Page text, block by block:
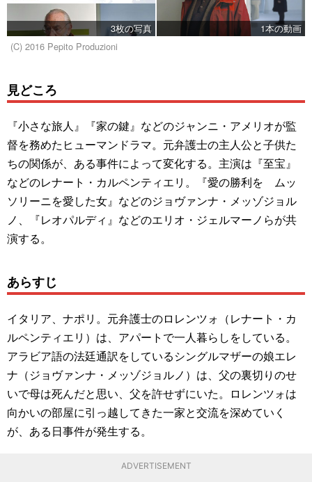
3枚の写真
1本の動画
(C) 2016 Pepito Produzioni
見どころ
『小さな旅人』『家の鍵』などのジャンニ・アメリオが監
督を務めたヒューマンドラマ。元弁護士の主人公と子供た
ちの関係が、ある事件によって変化する。主演は『至宝』
などのレナート・カルペンティエリ。『愛の勝利を ムッ
ソリーニを愛した女』などのジョヴァンナ・メッゾジョル
ノ、『レオパルディ』などのエリオ・ジェルマーノらが共
演する。
あらすじ
イタリア、ナポリ。元弁護士のロレンツォ（レナート・カ
ルペンティエリ）は、アパートで一人暮らしをしている。
アラビア語の法廷通訳をしているシングルマザーの娘エレ
ナ（ジョヴァンナ・メッゾジョルノ）は、父の裏切りのせ
いで母は死んだと思い、父を許せずにいた。ロレンツォは
向かいの部屋に引っ越してきた一家と交流を深めていく
が、ある日事件が発生する。
ADVERTISEMENT